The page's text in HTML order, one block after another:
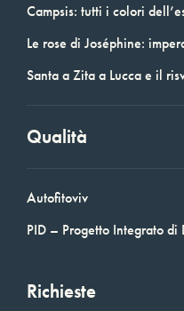
Campsis: tutti i colori
Le rose di Joséphine:
Santa a Zita a Lucca e il
Qualità
Autofitoviv
PID – Progetto Integrato di
Richieste